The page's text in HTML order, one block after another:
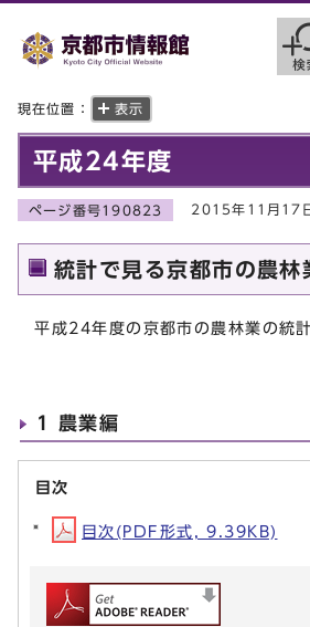
現在位置： 表示
平成24年度
ページ番号190823 2015年11月17
統計で見る京都市の農林
平成24年度の京都市の農林業の統計
1 農業編
目次
目次(PDF形式, 9.39KB)